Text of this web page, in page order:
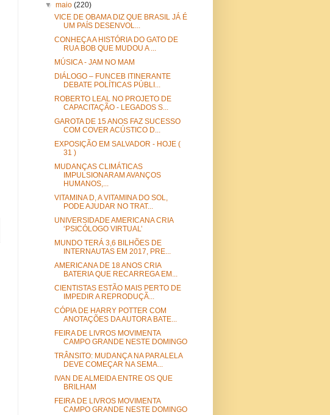
▼maio(220)
VICE DE OBAMA DIZ QUE BRASIL JÁ É
UM PAÍS DESENVOL...
CONHEÇA A HISTÓRIA DO GATO DE
RUA BOB QUE MUDOU A ...
MÚSICA - JAM NO MAM
DIÁLOGO – FUNCEB ITINERANTE
DEBATE POLÍTICAS PÚBLI...
ROBERTO LEAL NO PROJETO DE
CAPACITAÇÃO - LEGADOS S...
GAROTA DE 15 ANOS FAZ SUCESSO
COM COVER ACÚSTICO D...
EXPOSIÇÃO EM SALVADOR - HOJE (
31 )
MUDANÇAS CLIMÁTICAS
IMPULSIONARAM AVANÇOS
HUMANOS,...
VITAMINA D, A VITAMINA DO SOL,
PODE AJUDAR NO TRAT...
UNIVERSIDADE AMERICANA CRIA
‘PSICÓLOGO VIRTUAL’
MUNDO TERÁ 3,6 BILHÕES DE
INTERNAUTAS EM 2017, PRE...
AMERICANA DE 18 ANOS CRIA
BATERIA QUE RECARREGA EM...
CIENTISTAS ESTÃO MAIS PERTO DE
IMPEDIR A REPRODUÇÃ...
CÓPIA DE HARRY POTTER COM
ANOTAÇÕES DA AUTORA BATE...
FEIRA DE LIVROS MOVIMENTA
CAMPO GRANDE NESTE DOMINGO
TRÂNSITO: MUDANÇA NA PARALELA
DEVE COMEÇAR NA SEMA...
IVAN DE ALMEIDA ENTRE OS QUE
BRILHAM
FEIRA DE LIVROS MOVIMENTA
CAMPO GRANDE NESTE DOMINGO